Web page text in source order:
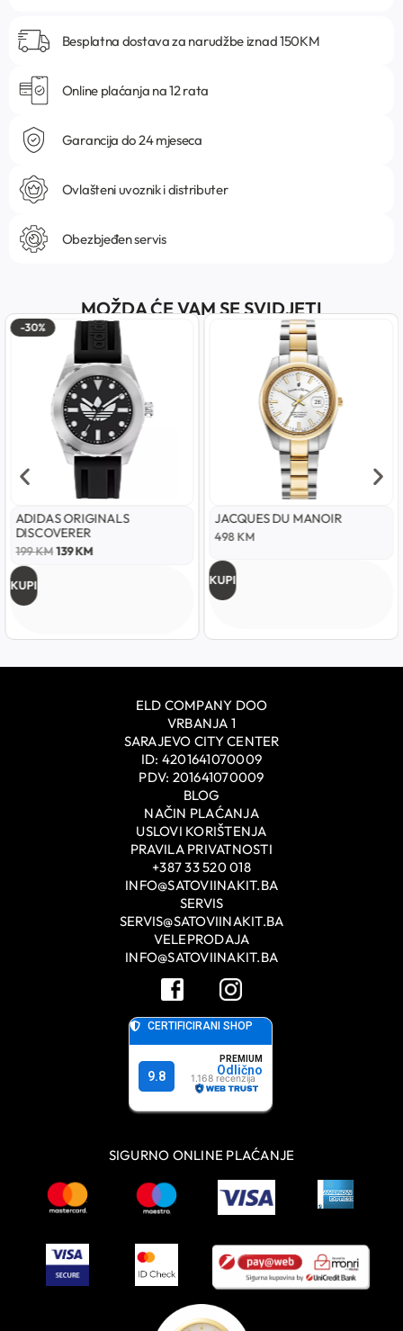
Besplatna dostava za narudžbe iznad 150KM
Online plaćanja na 12 rata
Garancija do 24 mjeseca
Ovlašteni uvoznik i distributer
Obezbjeđen servis
MOŽDA ĆE VAM SE SVIDJETI
-30%
ADIDAS ORIGINALS
DISCOVERER
199KM139KM
KUPI
JACQUES DU MANOIR
498KM
KUPI
ELD COMPANY DOO
VRBANJA 1
SARAJEVO CITY CENTER
ID: 4201641070009
PDV: 201641070009
BLOG
NAČIN PLAĆANJA
USLOVI KORIŠTENJA
PRAVILA PRIVATNOSTI
+387 33 520 018
INFO@SATOVIINAKIT.BA
SERVIS
SERVIS@SATOVIINAKIT.BA
VELEPRODAJA
INFO@SATOVIINAKIT.BA
SIGURNO ONLINE PLAĆANJE